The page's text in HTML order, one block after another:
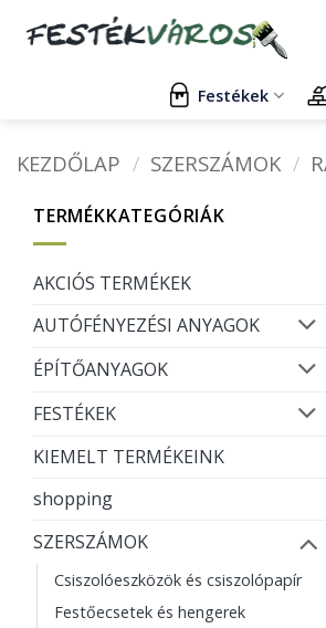
Festékek
KEZDŐLAP / SZERSZÁMOK /
TERMÉKKATEGÓRIÁK
AKCIÓS TERMÉKEK
AUTÓFÉNYEZÉSI ANYAGOK
ÉPÍTŐANYAGOK
FESTÉKEK
KIEMELT TERMÉKEINK
shopping
SZERSZÁMOK
Csiszolóeszközök és csiszolópapír
Festőecsetek és hengerek